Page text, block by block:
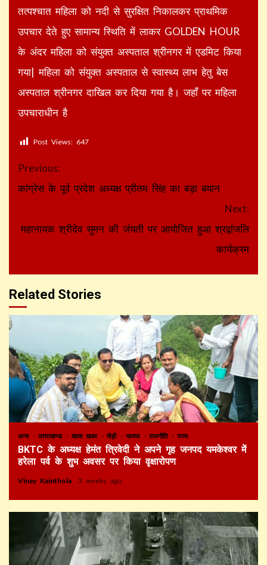
तत्पश्चात महिला को नदी से सुरक्षित निकालकर प्राथमिक
उपचार देते हुए सामान्य स्थिति में लाकर GOLDEN HOUR
के अंदर महिला को संयुक्त अस्पताल श्रीनगर में एडमिट किया
गया| महिला को संयुक्त अस्पताल से स्वास्थ्य लाभ हेतु बेस
अस्पताल श्रीनगर दाखिल कर दिया गया है। जहाँ पर महिला
उपचाराधीन है
Post Views: 647
Continue
Reading
Previous:
कांग्रेस के पूर्व प्रदेश अध्यक्ष प्रीतम सिंह का बड़ा बयान
Next:
महानायक श्रीदेव सुमन की जंयती पर आयोजित हुआ श्रद्वांजलि
कार्यक्रम
Related Stories
अन्य उत्तराखण्ड खास खबर पौड़ी भाजपा राजनीति राज्य
BKTC के अध्यक्ष हेमंत त्रिवेदी ने अपने गृह जनपद यमकेश्वर में
हरेला पर्व के शुभ अवसर पर किया वृक्षारोपण
Vinay Kainthola 3 weeks ago